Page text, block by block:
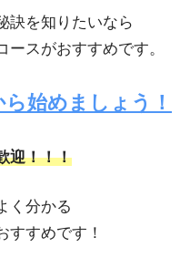
訣を知りたいなら
スがおすすめです。
始めましょう！
迎！！！
く分かる
すすめです！